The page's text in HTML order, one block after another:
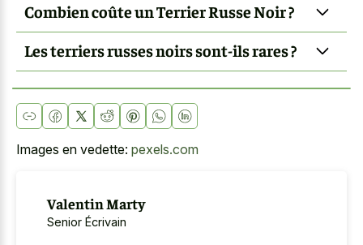
Combien coûte un Terrier Russe Noir ?
Les terriers russes noirs sont-ils rares ?
Images en vedette: pexels.com
Valentin Marty
Senior Écrivain